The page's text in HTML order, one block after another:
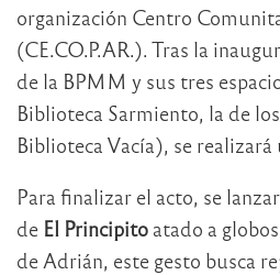
organización Centro
(CE.CO.P.AR.). Tras la
de la BPMM y sus tres
Biblioteca Sarmiento, la de
Biblioteca Vacía), se
Para finalizar el acto, se
de El Principito atado a
de Adrián, este gesto busca